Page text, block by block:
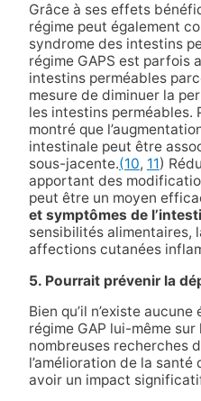
Grâce à ses effets
régime peut également
syndrome des intestins
régime GAPS est parfois
intestins perméables
mesure de diminuer la
les intestins perméables.
montré que
intestinale peut être
sous-jacente.(10, 11)
apportant des
peut être un moyen
et symptômes de
sensibilités alimentaires,
affections cutanées
5. Pourrait prévenir la
Bien qu’il n’existe
régime GAP lui-même sur
nombreuses recherches
l’amélioration de la
avoir un impact